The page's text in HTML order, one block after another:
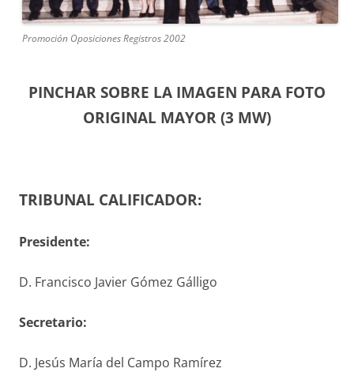
Promoción Oposiciones Registros 2002
PINCHAR SOBRE LA IMAGEN PARA FOTO
ORIGINAL MAYOR (3 MW)
TRIBUNAL CALIFICADOR:
Presidente:
D. Francisco Javier Gómez Gálligo
Secretario:
D. Jesús María del Campo Ramírez